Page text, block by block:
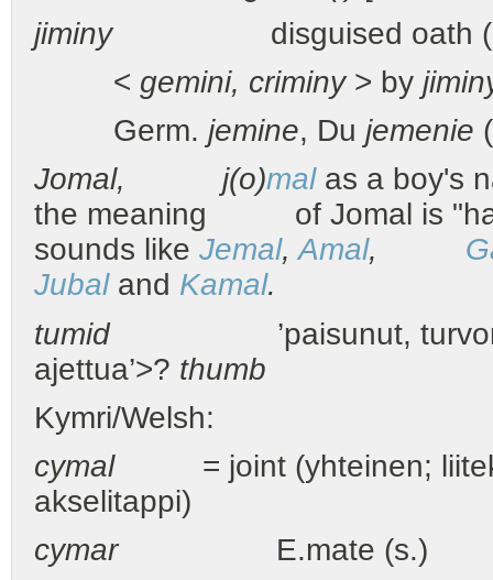
jiminydisguised oath
< gemini, criminy> by
Germ. jemine, Du jemenie
Jomal, j(o)malas a boy's
the meaning of Jomal is
sounds like Jemal,Amal,
Jubaland Kamal.
tumid’paisunut,
ajettua’>? thumb
Kymri/Welsh:
cymal= joint (yhteinen;
akselitappi)
cymar
E.mate (s.)